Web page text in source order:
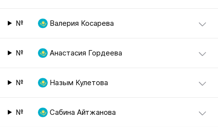
№ Валерия Косарева
№ Анастасия Гордеева
№ Назым Кулетова
№ Сабина Айтжанова